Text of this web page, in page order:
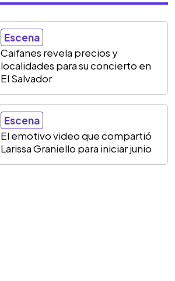
Escena
Caifanes revela precios y
localidades para su concierto en
El Salvador
Escena
El emotivo video que compartió
Larissa Graniello para iniciar junio